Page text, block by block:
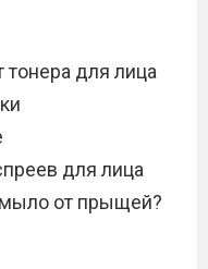
тонера для лица
для лица
мыло от прыщей?